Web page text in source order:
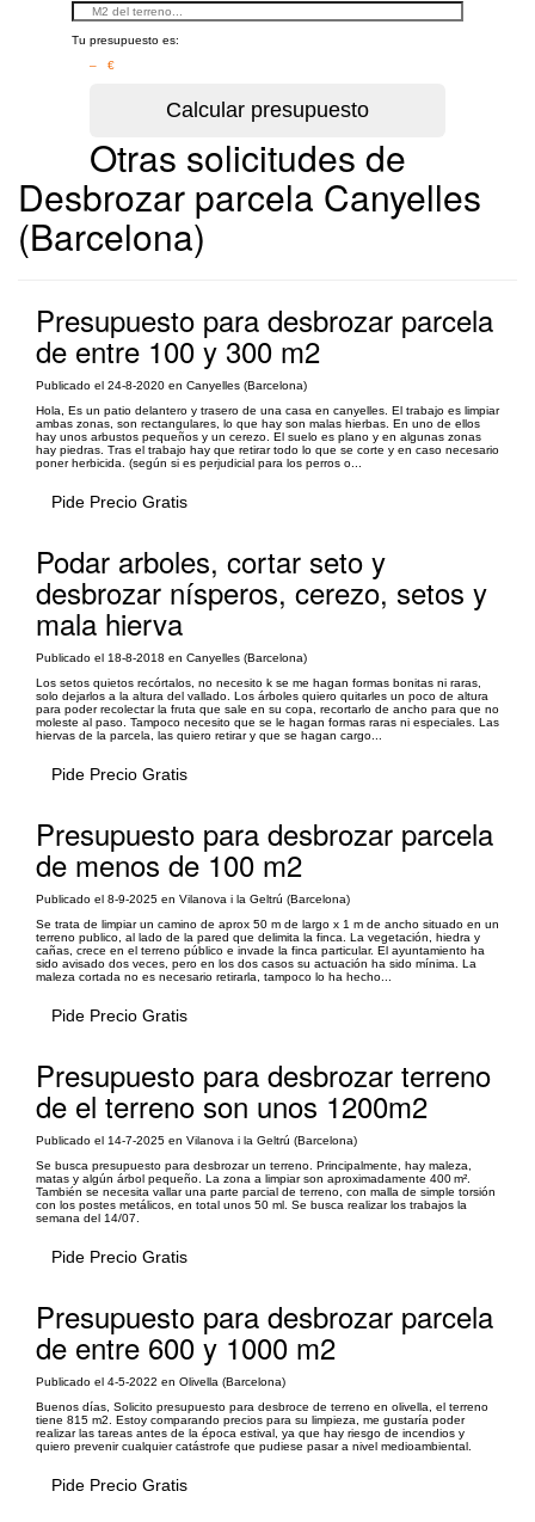
Tu presupuesto es:
– €
Otras solicitudes de
Desbrozar parcela Canyelles
(Barcelona)
Presupuesto para desbrozar parcela
de entre 100 y 300 m2
Publicado el 24-8-2020 en Canyelles (Barcelona)
Hola, Es un patio delantero y trasero de una casa en canyelles. El trabajo es limpiar
ambas zonas, son rectangulares, lo que hay son malas hierbas. En uno de ellos
hay unos arbustos pequeños y un cerezo. El suelo es plano y en algunas zonas
hay piedras. Tras el trabajo hay que retirar todo lo que se corte y en caso necesario
poner herbicida. (según si es perjudicial para los perros o...
Pide Precio Gratis
Podar arboles, cortar seto y
desbrozar nísperos, cerezo, setos y
mala hierva
Publicado el 18-8-2018 en Canyelles (Barcelona)
Los setos quietos recórtalos, no necesito k se me hagan formas bonitas ni raras,
solo dejarlos a la altura del vallado. Los árboles quiero quitarles un poco de altura
para poder recolectar la fruta que sale en su copa, recortarlo de ancho para que no
moleste al paso. Tampoco necesito que se le hagan formas raras ni especiales. Las
hiervas de la parcela, las quiero retirar y que se hagan cargo...
Pide Precio Gratis
Presupuesto para desbrozar parcela
de menos de 100 m2
Publicado el 8-9-2025 en Vilanova i la Geltrú (Barcelona)
Se trata de limpiar un camino de aprox 50 m de largo x 1 m de ancho situado en un
terreno publico, al lado de la pared que delimita la finca. La vegetación, hiedra y
cañas, crece en el terreno público e invade la finca particular. El ayuntamiento ha
sido avisado dos veces, pero en los dos casos su actuación ha sido mínima. La
maleza cortada no es necesario retirarla, tampoco lo ha hecho...
Pide Precio Gratis
Presupuesto para desbrozar terreno
de el terreno son unos 1200m2
Publicado el 14-7-2025 en Vilanova i la Geltrú (Barcelona)
Se busca presupuesto para desbrozar un terreno. Principalmente, hay maleza,
matas y algún árbol pequeño. La zona a limpiar son aproximadamente 400 m².
También se necesita vallar una parte parcial de terreno, con malla de simple torsión
con los postes metálicos, en total unos 50 ml. Se busca realizar los trabajos la
semana del 14/07.
Pide Precio Gratis
Presupuesto para desbrozar parcela
de entre 600 y 1000 m2
Publicado el 4-5-2022 en Olivella (Barcelona)
Buenos días, Solicito presupuesto para desbroce de terreno en olivella, el terreno
tiene 815 m2. Estoy comparando precios para su limpieza, me gustaría poder
realizar las tareas antes de la época estival, ya que hay riesgo de incendios y
quiero prevenir cualquier catástrofe que pudiese pasar a nivel medioambiental.
Pide Precio Gratis